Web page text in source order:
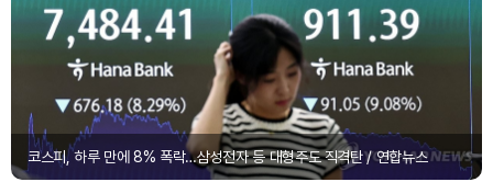
코스피, 하루 만에 8% 폭락…삼성전자 등 대형주도 직격탄 / 연합뉴스